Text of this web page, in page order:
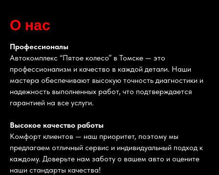
О нас
Профессионалы
Автокомплекс “Пятое колесо” в Томске — это
профессионализм и качество в каждой детали. Наши
мастера обеспечивают высокую точность диагностики и
надежность выполненных работ, что подтверждается
гарантией на все услуги.
Высокое качество работы
Комфорт клиентов — наш приоритет, поэтому мы
предлагаем отличный сервис и индивидуальный подход к
каждому. Доверьте нам заботу о вашем авто и оцените
наши стандарты качества!